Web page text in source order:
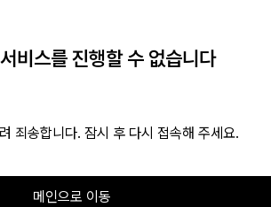
비스를 진행할 수 없습니다
죄송합니다. 잠시 후 다시 접속해 주세요.
메인으로 이동